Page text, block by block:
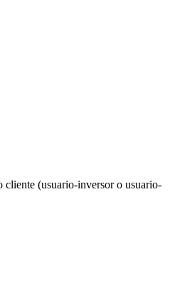
cliente (usuario-inversor o usuario-